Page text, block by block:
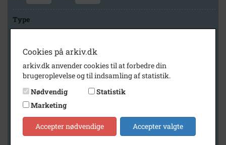
Type
Arkiv
Stevns Lokalhistoriske Arkiv
Cookies på arkiv.dk
arkiv.dk anvender cookies til at forbedre din
brugeroplevelse og til indsamling af statistik.
Nødvendig
Statistik
Marketing
Accepter nødvendige Accepter valgte